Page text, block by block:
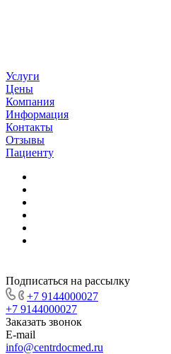
Услуги
Цены
Компания
Информация
Контакты
Отзывы
Пациенту
Подписаться на рассылку
+7 9144000027
+7 9144000027
Заказать звонок
E-mail
info@centrdocmed.ru